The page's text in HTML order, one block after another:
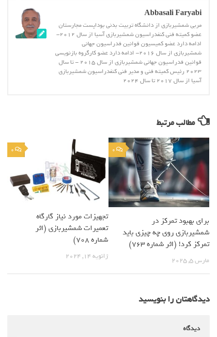
Abbasali Faryabi
مربی شمشیربازی از دانشگاه تربیت بدنی بوداپست مجارستان
عضو کمیته فنی کنفدراسیون شمشیربازی آسیا از سال 2012-
ادامه دارد عضو کمیسیون قوانین فدراسیون جهانی
شمشیربازی از سال 2016- ادامه دارد عضو کارگروه بازنویسی
قوانین فدراسیون جهانی شمشیربازی از سال 2015 - تا سال
2023 رئیس کمیته فنی و مدیر فنی کنفدراسیون شمشیربازی
آسیا از سال 2017 تا سال 2024
مطالب مرتبط
0
برای بهبود تمرکز در
شمشیربازی روی چه چیزی باید
تمرکز کرد! (اثر شماره 763)
مارس 5, 2025
0
تجهیزات مورد نیاز گارگاه
تعمیرات شمشیربازی (اثر
شماره 708)
ژانویه 14, 2024
دیدگاهتان را بنویسید
دیدگاه